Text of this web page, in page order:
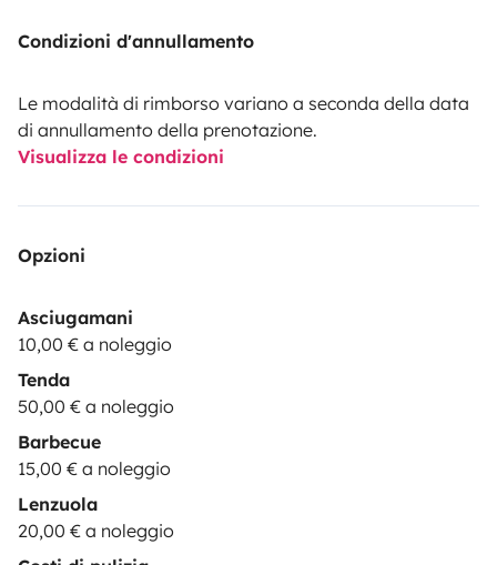
Condizioni d'annullamento
Le modalità di rimborso variano a seconda della data
di annullamento della prenotazione.
Visualizza le condizioni
Opzioni
Asciugamani
10,00 € a noleggio
Tenda
50,00 € a noleggio
Barbecue
15,00 € a noleggio
Lenzuola
20,00 € a noleggio